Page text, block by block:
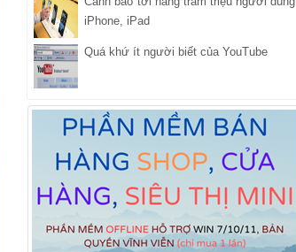
iPhone, iPad
Quá khứ ít người biết của YouTube